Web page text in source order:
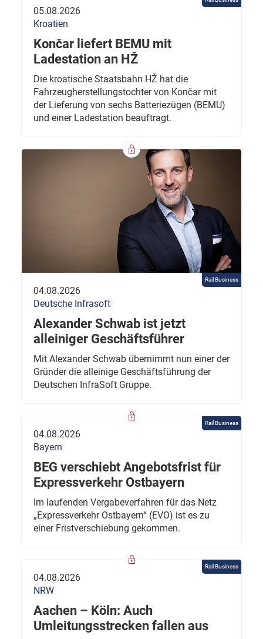
05.08.2026
Kroatien
Končar liefert BEMU mit
Ladestation an HŽ
Die kroatische Staatsbahn HŽ hat die
Fahrzeugherstellungstochter von Končar mit
der Lieferung von sechs Batteriezügen (BEMU)
und einer Ladestation beauftragt.
Rail Business
04.08.2026
Deutsche Infrasoft
Alexander Schwab ist jetzt
alleiniger Geschäftsführer
Mit Alexander Schwab übernimmt nun einer der
Gründer die alleinige Geschäftsführung der
Deutschen InfraSoft Gruppe.
Rail Business
04.08.2026
Bayern
BEG verschiebt Angebotsfrist für
Expressverkehr Ostbayern
Im laufenden Vergabeverfahren für das Netz
„Expressverkehr Ostbayern“ (EVO) ist es zu
einer Fristverschiebung gekommen.
Rail Business
04.08.2026
NRW
Aachen – Köln: Auch
Umleitungsstrecken fallen aus